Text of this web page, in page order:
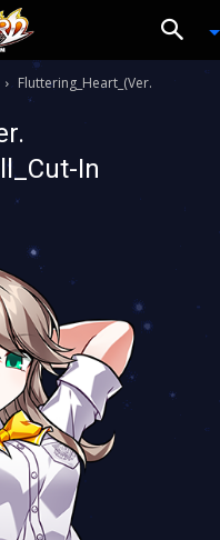
Fluttering_Heart_(Ver.
In